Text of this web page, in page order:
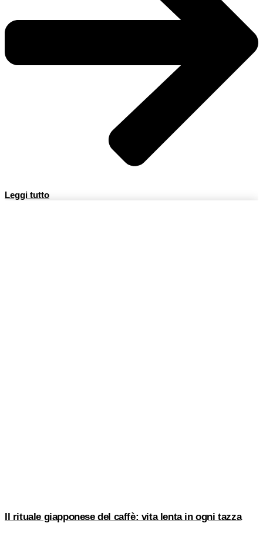
Leggi tutto
Il rituale giapponese del caffè: vita lenta in ogni tazza